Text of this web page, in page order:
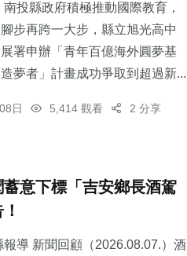
南投縣政府積極推動國際教育，
步再跨一大步，縣立旭光高中
署申辦「青年百億海外圓夢基
夢者」計畫成功爭取到超過新...
日 5,414 觀看 2 分享
意下標「吉安鄉長酒駕
導 新聞回顧（2026.08.07.）酒